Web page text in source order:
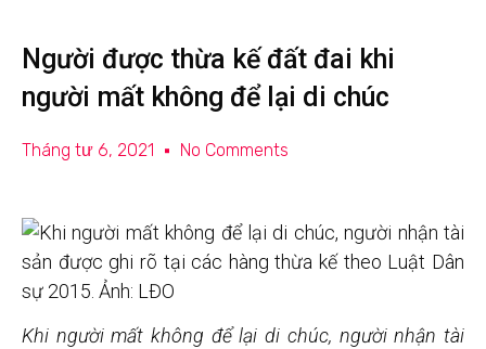
Người được thừa kế đất đai khi
người mất không để lại di chúc
Tháng tư 6, 2021 No Comments
Khi người mất không để lại di chúc, người nhận tài